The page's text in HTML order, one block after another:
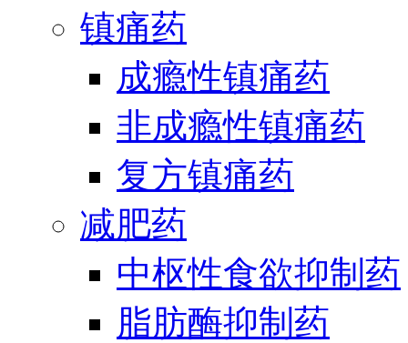
镇痛药
成瘾性镇痛药
非成瘾性镇痛药
复方镇痛药
减肥药
中枢性食欲抑制药
脂肪酶抑制药